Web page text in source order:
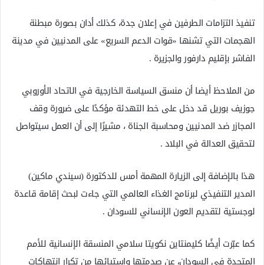
تنفيذ التزامات الطرفين في إعلان جدة، كذلك أدان بصورة مبطنة
الهجمات التي تشنها «قوات الدعم السريع» على المدنيين في مدينة
الفاشر بإقليم دارفور والجزيرة .
من الملاحظ أيضا أن منسق السياسة الخارجية في الاتحاد الأوروبي
جوزيف بوريل قد دخل على خط التهدئة مؤكدًا على ضرورة وقف
المجازر ضد المدنيين ومحاسبة الجناة ، مشيرًا إلى أن العمل سيتواصل
لتحقيق العدالة في البلاد .
هذا بالإضافة إلى الزيارة المهمة أمس للدكتورة (سيندي ماكين)
المدير التنفيذي لبرنامج الغذاء العالمي التي جاءت لبحث إقامة قاعدة
لوجستية لتقديم العون الإنساني للسودان .
كما عبّرت أيضًا كليمنتاين نكويتا سلامي المنسقة الإنسانية للأمم
المتحدة في السودان، عن صدمتها واستيائها من تكرار انتهاكات